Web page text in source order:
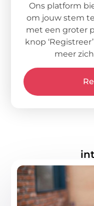
Ons platform
om jouw stem
met een groter
knop
meer